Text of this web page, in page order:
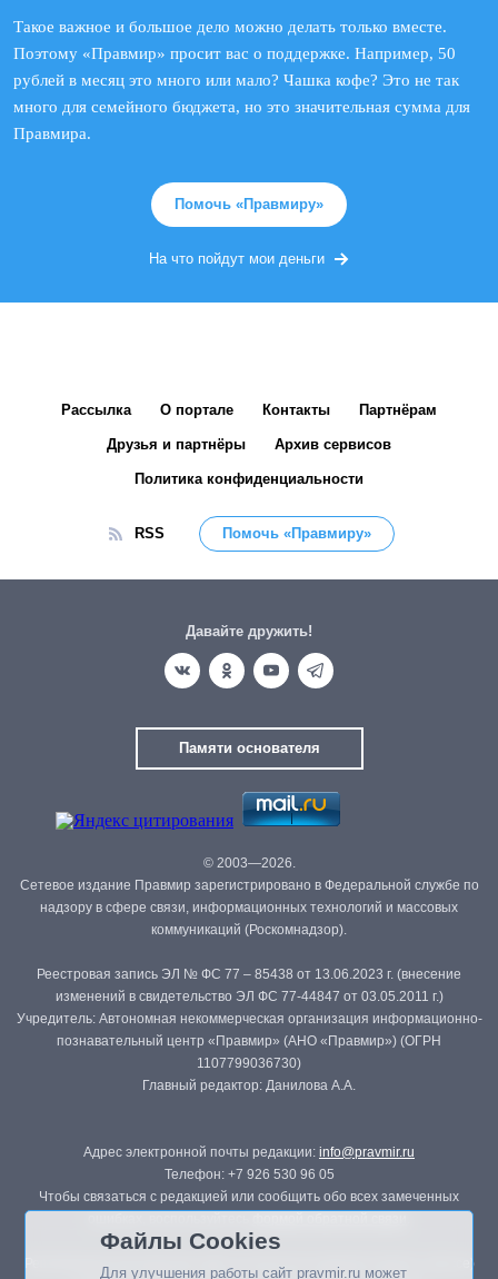
Такое важное и большое дело можно делать только вместе.
Поэтому «Правмир» просит вас о поддержке. Например, 50
рублей в месяц это много или мало? Чашка кофе? Это не так
много для семейного бюджета, но это значительная сумма для
Правмира.
Помочь «Правмиру»
На что пойдут мои деньги
Рассылка О портале Контакты Партнёрам
Друзья и партнёры Архив сервисов
Политика конфиденциальности
RSS Помочь «Правмиру»
Давайте дружить!
Памяти основателя
© 2003—2026.
Сетевое издание Правмир зарегистрировано в Федеральной службе по
надзору в сфере связи, информационных технологий и массовых
коммуникаций (Роскомнадзор).
Реестровая запись ЭЛ № ФС 77 – 85438 от 13.06.2023 г. (внесение
изменений в свидетельство ЭЛ ФС 77-44847 от 03.05.2011 г.)
Учредитель: Автономная некоммерческая организация информационно-
познавательный центр «Правмир» (АНО «Правмир») (ОГРН
1107799036730)
Главный редактор: Данилова А.А.
Адрес электронной почты редакции: info@pravmir.ru
Телефон: +7 926 530 96 05
Чтобы связаться с редакцией или сообщить обо всех замеченных
Републикация материалов сайта в печатных изданиях (книгах, прессе)
Файлы Cookies
Для улучшения работы сайт pravmir.ru может